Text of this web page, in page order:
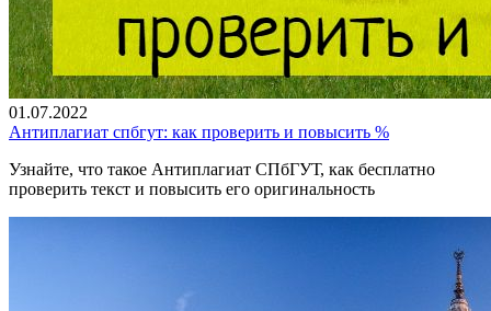
01.07.2022
Антиплагиат спбгут: как проверить и повысить %
Узнайте, что такое Антиплагиат СПбГУТ, как бесплатно
проверить текст и повысить его оригинальность